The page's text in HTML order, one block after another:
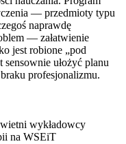
— przedmioty typu
naprawdę
— załatwienie
jest robione „pod
ułożyć planu
profesjonalizmu.
wykładowcy
na WSEiT